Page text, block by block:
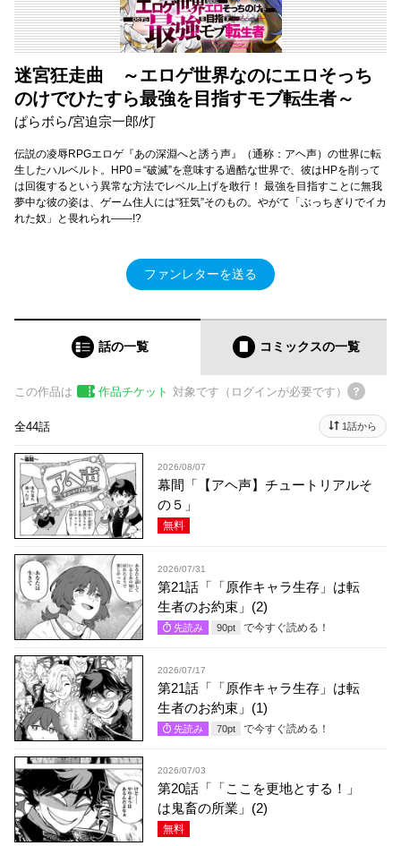
迷宮狂走曲 ～エロゲ世界なのにエロそっち
のけでひたすら最強を目指すモブ転生者～
ぱらボら/宮迫宗一郎/灯
伝説の凌辱RPGエロゲ『あの深淵へと誘う声』（通称：アヘ声）の世界に転
生したハルベルト。HP0＝“破滅”を意味する過酷な世界で、彼はHPを削って
は回復するという異常な方法でレベル上げを敢行！ 最強を目指すことに無我
夢中な彼の姿は、ゲーム住人には“狂気”そのもの。やがて「ぶっちぎりでイカ
れた奴」と畏れられ――!?
ファンレターを送る
話の一覧 コミックスの一覧
この作品は 作品チケット 対象です（ログインが必要です）
全44話 1話から
2026/08/07
幕間「【アヘ声】チュートリアルそ
の５」
無料
2026/07/31
第21話「「原作キャラ生存」は転
生者のお約束」(2)
先読み 90pt で今すぐ読める！
2026/07/17
第21話「「原作キャラ生存」は転
生者のお約束」(1)
先読み 70pt で今すぐ読める！
2026/07/03
第20話「「ここを更地とする！」
は鬼畜の所業」(2)
無料